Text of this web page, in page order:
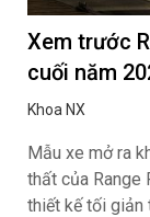
Xem trước
cuối năm
Khoa NX
Mẫu xe mở ra
thất của Range
thiết kế tối giản